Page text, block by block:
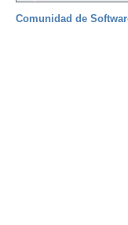
Comunidad de